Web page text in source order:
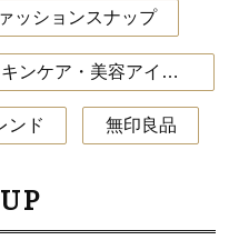
ッションスナップ
40代におすすめの化粧品・スキンケア・美容アイテム
ンド 無印良品